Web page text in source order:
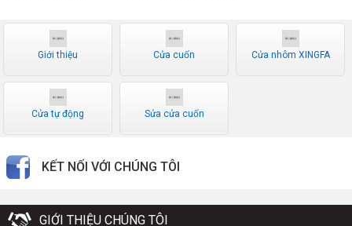
Giới thiệu Cửa cuốn Cửa nhôm XINGFA
Cửa tự động Sửa cửa cuốn
KẾT NỐI VỚI CHÚNG TÔI
GIỚI THIỆU CHÚNG TÔI